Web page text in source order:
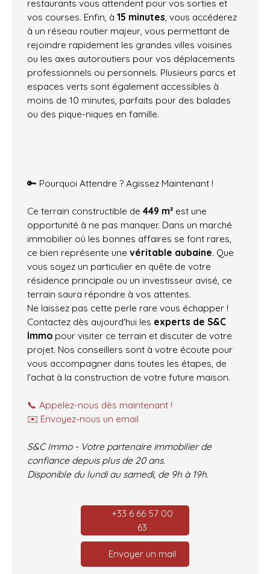
restaurants vous attendent pour vos sorties et
vos courses. Enfin, à 15 minutes , vous accéderez
à un réseau routier majeur, vous permettant de
rejoindre rapidement les grandes villes voisines
ou les axes autoroutiers pour vos déplacements
professionnels ou personnels. Plusieurs parcs et
espaces verts sont également accessibles à
moins de 10 minutes, parfaits pour des balades
ou des pique-niques en famille.
🔑 Pourquoi Attendre ? Agissez Maintenant !
Ce terrain constructible de 449 m² est une
opportunité à ne pas manquer. Dans un marché
immobilier où les bonnes affaires se font rares,
ce bien représente une véritable aubaine. Que
vous soyez un particulier en quête de votre
résidence principale ou un investisseur avisé, ce
terrain saura répondre à vos attentes.
Ne laissez pas cette perle rare vous échapper !
Contactez dès aujourd'hui les experts de S&C
Immo pour visiter ce terrain et discuter de votre
projet. Nos conseillers sont à votre écoute pour
vous accompagner dans toutes les étapes, de
l'achat à la construction de votre future maison.
📞 Appelez-nous dès maintenant !
✉️ Envoyez-nous un email
S&C Immo - Votre partenaire immobilier de
confiance depuis plus de 20 ans.
Disponible du lundi au samedi, de 9h à 19h.
+33 6 66 57 00
63
Envoyer un mail